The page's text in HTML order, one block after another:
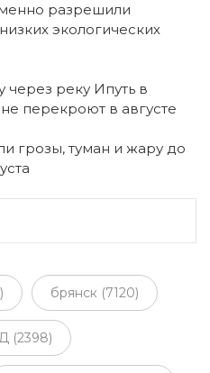
разрешили
экологических
реку Ипуть в
перекроют в августе
грозы, туман и жару до
брянск (7120)
(2398)